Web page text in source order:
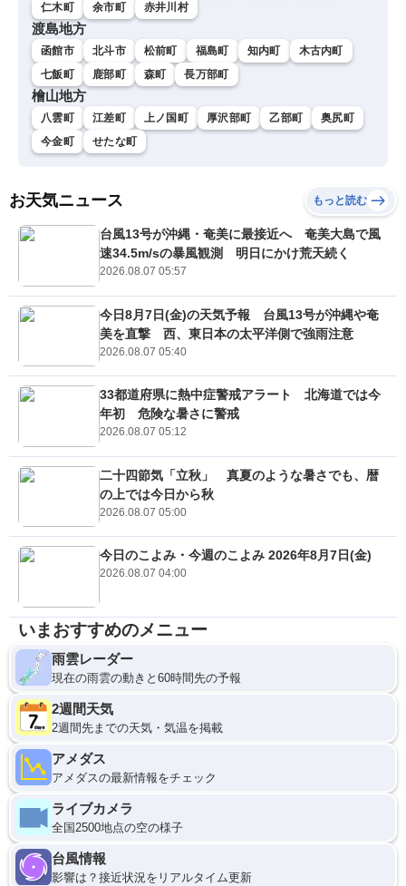
仁木町
余市町 赤井川村
渡島地方
函館市 北斗市 松前町 福島町 知内町
木古内町
七飯町
鹿部町 森町 長万部町
檜山地方
八雲町 江差町 上ノ国町 厚沢部町 乙部町
奥尻町
今金町
せたな町
お天気ニュース もっと読む
台風13号が沖縄・奄美に最接近へ 奄美大島で風
速34.5m/sの暴風観測 明日にかけ荒天続く
2026.08.07 05:57
今日8月7日(金)の天気予報 台風13号が沖縄や奄
美を直撃 西、東日本の太平洋側で強雨注意
2026.08.07 05:40
33都道府県に熱中症警戒アラート 北海道では今
年初 危険な暑さに警戒
2026.08.07 05:12
二十四節気「立秋」 真夏のような暑さでも、暦
の上では今日から秋
2026.08.07 05:00
今日のこよみ・今週のこよみ 2026年8月7日(金)
2026.08.07 04:00
いまおすすめのメニュー
雨雲レーダー
現在の雨雲の動きと60時間先の予報
2週間天気
2週間先までの天気・気温を掲載
アメダス
アメダスの最新情報をチェック
ライブカメラ
全国2500地点の空の様子
台風情報
影響は？接近状況をリアルタイム更新